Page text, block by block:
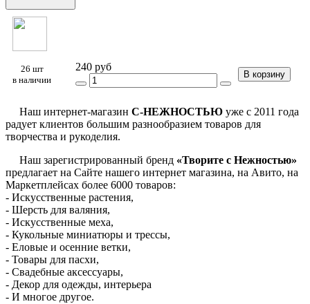
26 шт
в наличии
240 руб
В корзину
Наш интернет-магазин С-НЕЖНОСТЬЮ уже с 2011 года
радует клиентов большим разнообразием товаров для
творчества и рукоделия.
Наш зарегистрированный бренд «Творите с Нежностью»
предлагает на Сайте нашего интернет магазина, на Авито, на
Маркетплейсах более 6000 товаров:
- Искусственные растения,
- Шерсть для валяния,
- Искусственные меха,
- Кукольные миниатюры и трессы,
- Еловые и осенние ветки,
- Товары для пасхи,
- Свадебные аксессуары,
- Декор для одежды, интерьера
- И многое другое.